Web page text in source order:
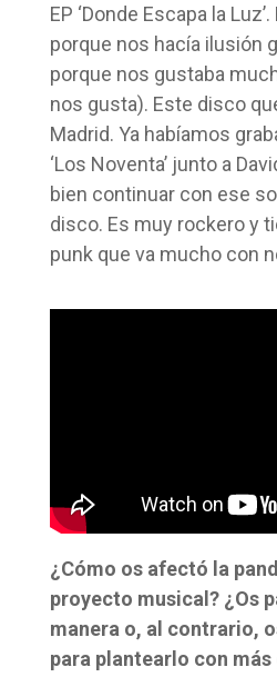
EP ‘Donde Escapa la
porque nos hacía ilusión
porque nos gustaba
nos gusta). Este disco
Madrid. Ya habíamos
‘Los Noventa’ junto a
bien continuar con ese
disco. Es muy rockero y
punk que va mucho con
¿Cómo os afectó la
proyecto musical? ¿Os
manera o, al contrario,
para plantearlo con más